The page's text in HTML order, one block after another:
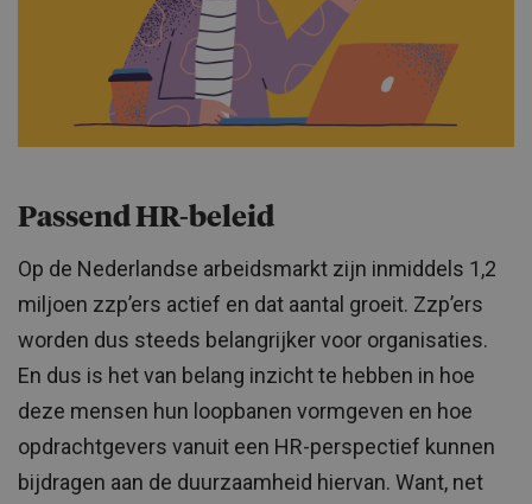
Passend HR-beleid
Op de Nederlandse arbeidsmarkt zijn inmiddels 1,2
miljoen zzp’ers actief en dat aantal groeit. Zzp’ers
worden dus steeds belangrijker voor organisaties.
En dus is het van belang inzicht te hebben in hoe
deze mensen hun loopbanen vormgeven en hoe
opdrachtgevers vanuit een HR-perspectief kunnen
bijdragen aan de duurzaamheid hiervan. Want, net